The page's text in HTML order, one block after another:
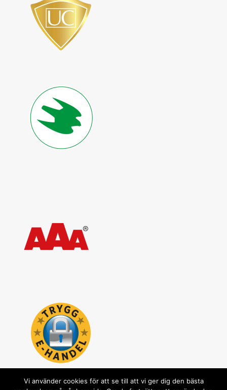
Vi använder cookies för att se till att vi ger dig den bästa